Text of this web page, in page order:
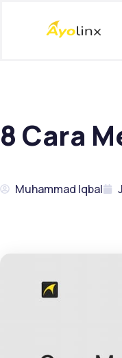
8 Cara
Muhammad Iqbal